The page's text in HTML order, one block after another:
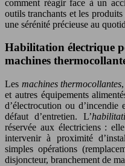
comment réagir face à un
outils tranchants et les
une sérénité précieuse au
Habilitation électrique
machines
Les machines thermocollantes
et autres équipements
d’électrocution ou
défaut d’entretien. L’
réservée aux électriciens :
intervenir à proximité
simples opérations
disjoncteur, branchement de